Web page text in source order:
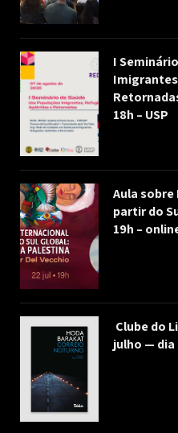
I
18h – USP
Aula
partir do
19h –
Clube do
julho — dia